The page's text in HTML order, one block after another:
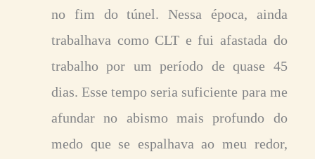
no fim do túnel. Nessa época, ainda
trabalhava como CLT e fui afastada do
trabalho por um período de quase 45
dias. Esse tempo seria suficiente para me
afundar no abismo mais profundo do
medo que se espalhava ao meu redor,